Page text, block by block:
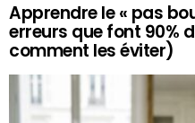
Apprendre le « pas
erreurs que font 90%
comment les éviter)